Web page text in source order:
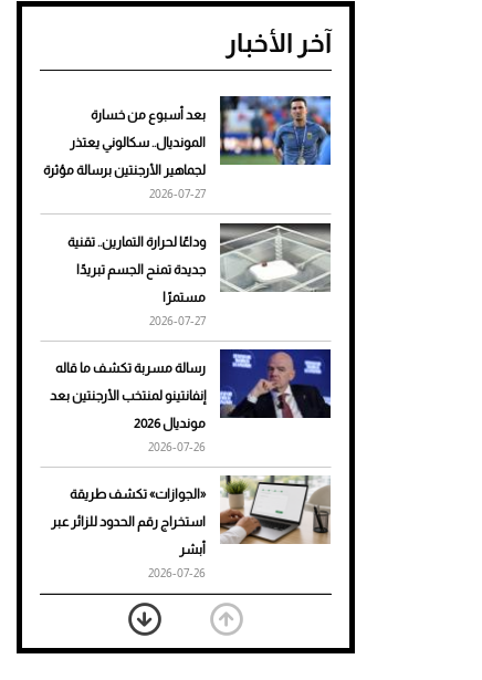
تصميماتنا.. كيف حجزت 1886
تمنحك فخامة استثنائية
هوى الأبطال
أفضل تدريج للشعر الطويل
لإطلالة جريئة وعصرية
للرجال
آخر الأخبار
بعد أسبوع من خسارة
المونديال.. سكالوني يعتذر
لجماهير الأرجنتين برسالة مؤثرة
2026-07-27
وداعًا لحرارة التمارين.. تقنية
جديدة تمنح الجسم تبريدًا
مستمرًا
2026-07-27
رسالة مسربة تكشف ما قاله
إنفانتينو لمنتخب الأرجنتين بعد
مونديال 2026
2026-07-26
«الجوازات» تكشف طريقة
استخراج رقم الحدود للزائر عبر
أبشر
2026-07-26
بعد 7 أشهر من تعرضه لحادث
مروع.. جوشوا يفوز على برينغا